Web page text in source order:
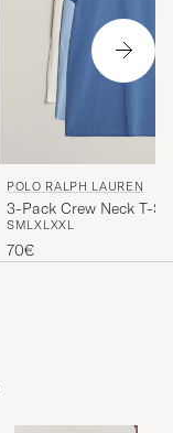
POLO RALPH LAUREN
3-Pack Crew Neck T-
White/Blue/Light Blue
SMLXLXXL
70€